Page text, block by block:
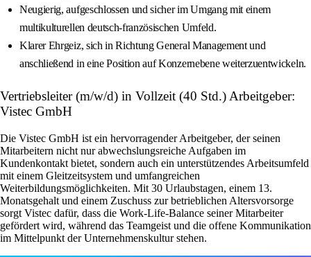
Neugierig, aufgeschlossen und sicher im Umgang mit einem
multikulturellen deutsch-französischen Umfeld.
Klarer Ehrgeiz, sich in Richtung General Management und
anschließend in eine Position auf Konzernebene weiterzuentwickeln.
Vertriebsleiter (m/w/d) in Vollzeit (40 Std.) Arbeitgeber:
Vistec GmbH
Die Vistec GmbH ist ein hervorragender Arbeitgeber, der seinen
Mitarbeitern nicht nur abwechslungsreiche Aufgaben im
Kundenkontakt bietet, sondern auch ein unterstützendes Arbeitsumfeld
mit einem Gleitzeitsystem und umfangreichen
Weiterbildungsmöglichkeiten. Mit 30 Urlaubstagen, einem 13.
Monatsgehalt und einem Zuschuss zur betrieblichen Altersvorsorge
sorgt Vistec dafür, dass die Work-Life-Balance seiner Mitarbeiter
gefördert wird, während das Teamgeist und die offene Kommunikation
im Mittelpunkt der Unternehmenskultur stehen.